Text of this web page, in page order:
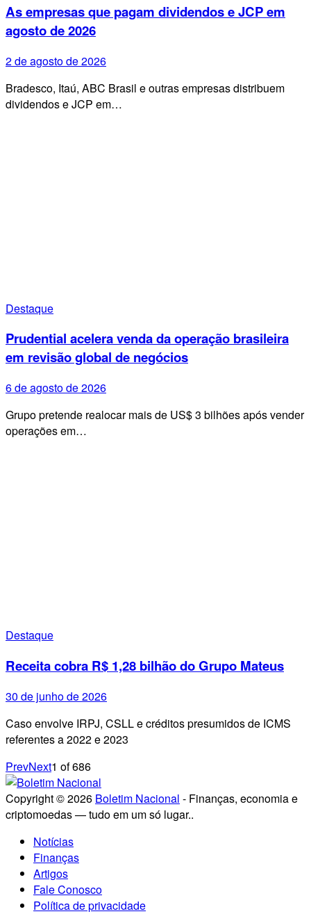
As empresas que pagam dividendos e JCP em
agosto de 2026
2 de agosto de 2026
Bradesco, Itaú, ABC Brasil e outras empresas distribuem
dividendos e JCP em…
Destaque
Prudential acelera venda da operação brasileira
em revisão global de negócios
6 de agosto de 2026
Grupo pretende realocar mais de US$ 3 bilhões após vender
operações em…
Destaque
Receita cobra R$ 1,28 bilhão do Grupo Mateus
30 de junho de 2026
Caso envolve IRPJ, CSLL e créditos presumidos de ICMS
referentes a 2022 e 2023
PrevNext1 of686
Copyright © 2026 Boletim Nacional - Finanças, economia e
criptomoedas — tudo em um só lugar..
Notícias
Finanças
Artigos
Fale Conosco
Política de privacidade